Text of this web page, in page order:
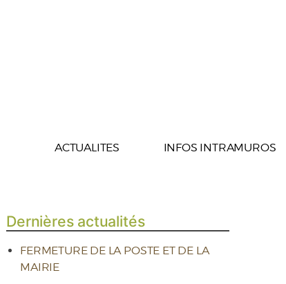
ACTUALITES INFOS INTRAMUROS
Dernières actualités
FERMETURE DE LA POSTE ET DE LA
MAIRIE